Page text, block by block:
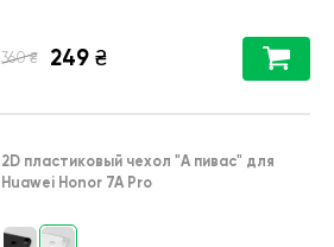
360 ₴ 249 ₴
2D пластиковый чехол "А пивас" для
Huawei Honor 7A Pro